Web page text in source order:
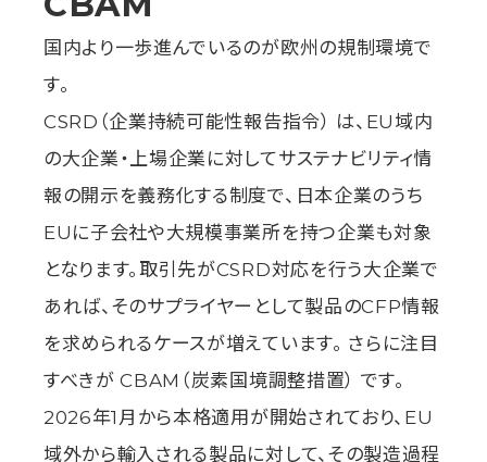
コンセプト
ソリューション
コラム
動画ギャラリー
国内より一歩進んでいるのが欧州の規制環境で
す。
CSRD（企業持続可能性報告指令） は、EU域内
の大企業・上場企業に対してサステナビリティ情
報の開示を義務化する制度で、日本企業のうち
EUに子会社や大規模事業所を持つ企業も対象
となります。取引先がCSRD対応を行う大企業で
あれば、そのサプライヤーとして製品のCFP情報
を求められるケースが増えています。 さらに注目
すべきが CBAM（炭素国境調整措置） です。
2026年1月から本格適用が開始されており、EU
域外から輸入される製品に対して、その製造過程